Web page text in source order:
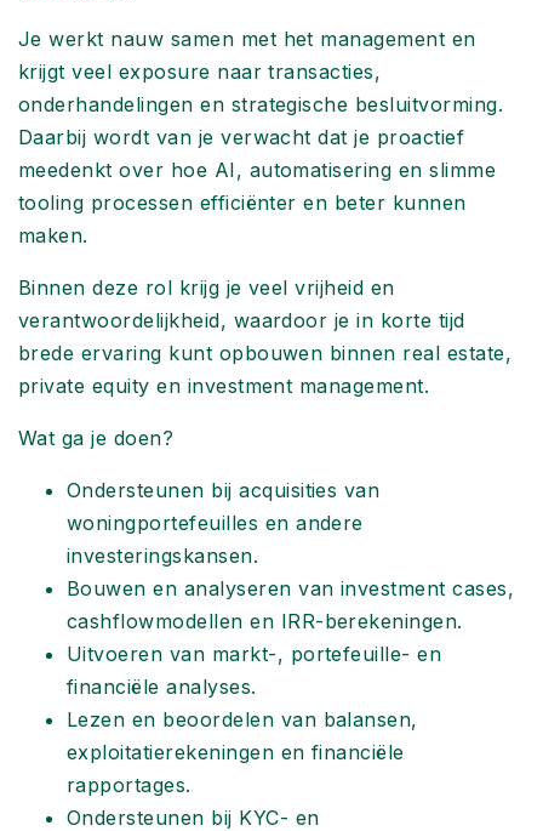
Je werkt nauw samen met het management en
krijgt veel exposure naar transacties,
onderhandelingen en strategische besluitvorming.
Daarbij wordt van je verwacht dat je proactief
meedenkt over hoe AI, automatisering en slimme
tooling processen efficiënter en beter kunnen
maken.
Binnen deze rol krijg je veel vrijheid en
verantwoordelijkheid, waardoor je in korte tijd
brede ervaring kunt opbouwen binnen real estate,
private equity en investment management.
Wat ga je doen?
Ondersteunen bij acquisities van
woningportefeuilles en andere
investeringskansen.
Bouwen en analyseren van investment cases,
cashflowmodellen en IRR-berekeningen.
Uitvoeren van markt-, portefeuille- en
financiële analyses.
Lezen en beoordelen van balansen,
exploitatierekeningen en financiële
rapportages.
Ondersteunen bij KYC- en